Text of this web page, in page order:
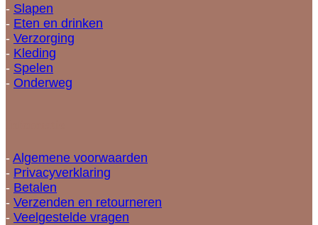
- Slapen
- Eten en drinken
- Verzorging
- Kleding
- Spelen
- Onderweg
- Algemene voorwaarden
- Privacyverklaring
- Betalen
- Verzenden en retourneren
- Veelgestelde vragen